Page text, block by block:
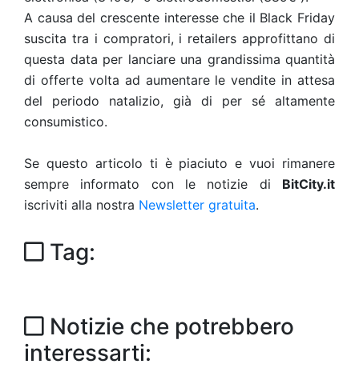
A causa del crescente interesse che il Black Friday
suscita tra i compratori, i retailers approfittano di
questa data per lanciare una grandissima quantità
di offerte volta ad aumentare le vendite in attesa
del periodo natalizio, già di per sé altamente
consumistico.
Se questo articolo ti è piaciuto e vuoi rimanere
sempre informato con le notizie di BitCity.it
iscriviti alla nostra Newsletter gratuita.
Tag:
Notizie che potrebbero
interessarti: